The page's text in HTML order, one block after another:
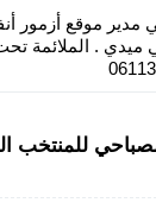
للمنتخب